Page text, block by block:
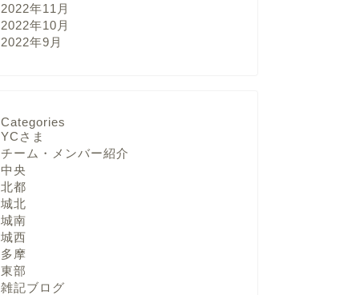
2022年11月
2022年10月
2022年9月
Categories
YCさま
チーム・メンバー紹介
中央
北都
城北
城南
城西
多摩
東部
雑記ブログ